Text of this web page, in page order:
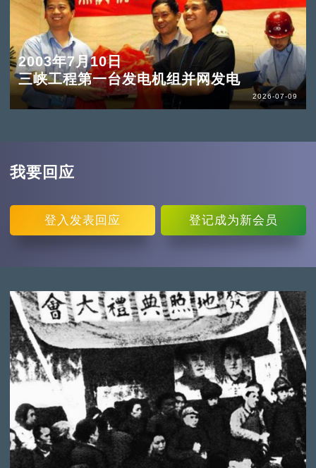
2003年7月10日
三峡工程第一台发电机组并网发电
2026-07-09
我要回应
登入 发表回应 登记成为新会员